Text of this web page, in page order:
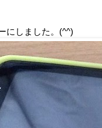
にしました。(^^)